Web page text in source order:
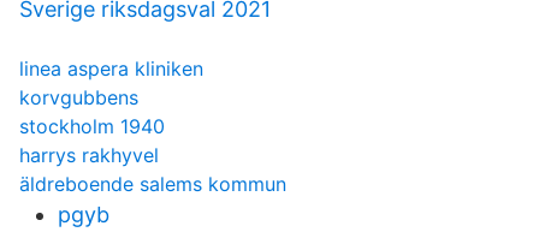
Sverige riksdagsval 2021
linea aspera kliniken
korvgubbens
stockholm 1940
harrys rakhyvel
äldreboende salems kommun
pgyb